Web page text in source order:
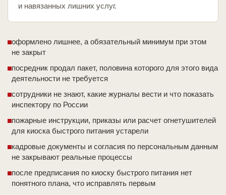
и навязанных лишних услуг.
оформлено лишнее, а обязательный минимум при этом
не закрыт
посредник продал пакет, половина которого для этого вида
деятельности не требуется
сотрудники не знают, какие журналы вести и что показать
инспектору по России
пожарные инструкции, приказы или расчет огнетушителей
для киоска быстрого питания устарели
кадровые документы и согласия по персональным данным
не закрывают реальные процессы
после предписания по киоску быстрого питания нет
понятного плана, что исправлять первым